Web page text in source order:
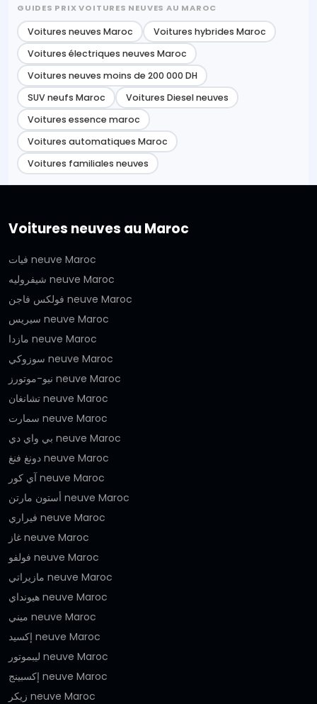
GUIDES PRIX VOITURES NEUVES AU MAROC
Voitures neuves Maroc
Voitures hybrides Maroc
Voitures électriques neuves Maroc
Voitures neuves moins de 200 000 DH
SUV neufs Maroc
Voitures Diesel neuves
Voitures essence maroc
Voitures automatiques Maroc
Voitures familiales neuves
Voitures neuves au Maroc
فيات neuve Maroc
شيفروليه neuve Maroc
فولكس فاجن neuve Maroc
سيريس neuve Maroc
مازدا neuve Maroc
سوزوكي neuve Maroc
نيو-موتورز neuve Maroc
تشانغان neuve Maroc
سمارت neuve Maroc
بي واي دي neuve Maroc
دونغ فنغ neuve Maroc
آي كور neuve Maroc
أستون مارتن neuve Maroc
فيراري neuve Maroc
غاز neuve Maroc
فولفو neuve Maroc
مازيراتي neuve Maroc
هيونداي neuve Maroc
ميني neuve Maroc
إكسيد neuve Maroc
ليبموتور neuve Maroc
إكسبينج neuve Maroc
زيكر neuve Maroc